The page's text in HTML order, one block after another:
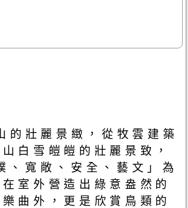
壯麗景緻，從牧雲建築
白雪皚皚的壯麗景致，
寬敞、安全、藝文」為
室外營造出綠意盎然的
曲外，更是欣賞鳥類的